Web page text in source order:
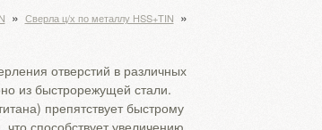
» Сверла ц/х по металлу HSS+TIN »
отверстий в различных
из быстрорежущей стали.
препятствует быстрому
что способствует увеличению